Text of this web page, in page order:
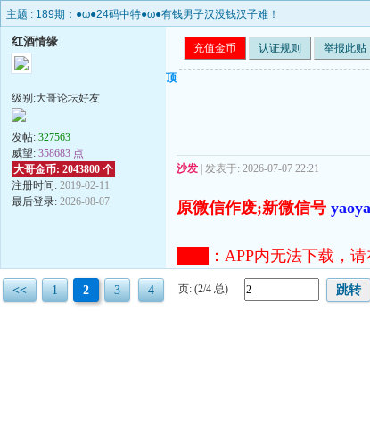
主题 : 189期：●ω●24码中特●ω●有钱男子汉没钱汉子难！
红酒情缘
级别:大哥论坛好友
发帖: 327563
威望: 358683 点
大哥金币: 2043800 个
注册时间: 2019-02-11
最后登录: 2026-08-07
充值金币 认证规则 举报此贴
顶
沙发 | 发表于: 2026-07-07 22:21
原微信作废;新微信号
： APP内无法下载，
<< 1 2 3 4 页: (2/4 总) 跳转